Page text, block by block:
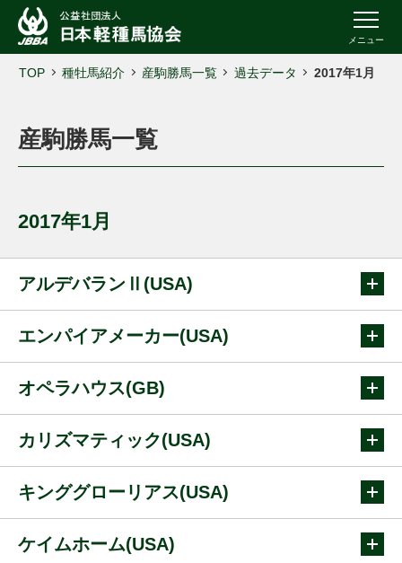
メニュー
TOP 種牡馬紹介 産駒勝馬一覧 過去データ 2017年1月
産駒勝馬一覧
2017年1月
アルデバランⅡ(USA)
エンパイアメーカー(USA)
オペラハウス(GB)
カリズマティック(USA)
キンググローリアス(USA)
ケイムホーム(USA)